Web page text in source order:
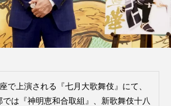
で上演される『七月大歌舞伎』にて、
は『神明恵和合取組』、新歌舞伎十八